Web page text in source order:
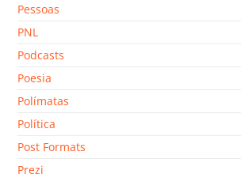
Pessoas
PNL
Podcasts
Poesia
Polímatas
Política
Post Formats
Prezi